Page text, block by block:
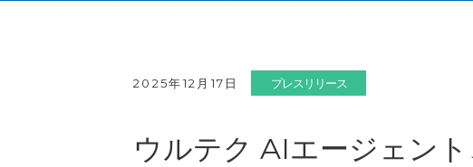
2025年12月17日 プレスリリース
ウルテク AIエージェン